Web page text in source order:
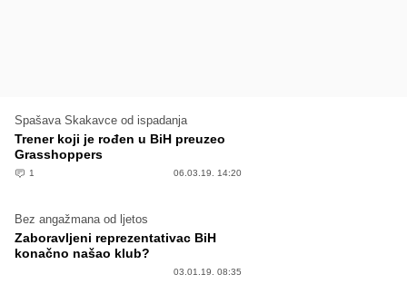
Spašava Skakavce od ispadanja
Trener koji je rođen u BiH preuzeo
Grasshoppers
1 06.03.19. 14:20
Bez angažmana od ljetos
Zaboravljeni reprezentativac BiH
konačno našao klub?
03.01.19. 08:35